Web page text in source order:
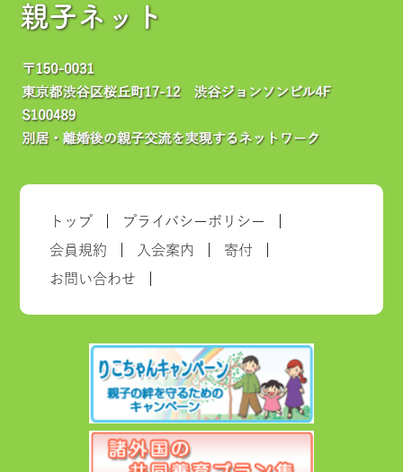
親子ネット
トップ プライバシーポリシー
会員規約 入会案内 寄付
お問い合わせ